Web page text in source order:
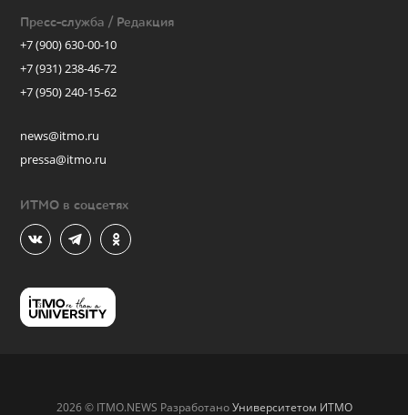
Пресс-служба / Редакция
+7 (900) 630-00-10
+7 (931) 238-46-72
+7 (950) 240-15-62
news@itmo.ru
pressa@itmo.ru
ИТМО в соцсетях
2026 © ITMO.NEWS РазработаноУниверситетом ИТМО